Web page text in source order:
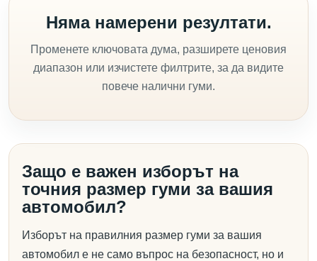
Няма намерени резултати.
Променете ключовата дума, разширете ценовия
диапазон или изчистете филтрите, за да видите
повече налични гуми.
Защо е важен изборът на
точния размер гуми за вашия
автомобил?
Изборът на правилния размер гуми за вашия
автомобил е не само въпрос на безопасност, но и